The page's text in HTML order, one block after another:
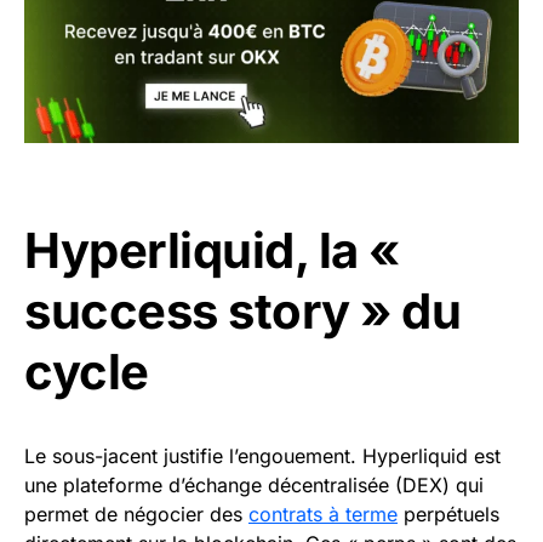
Hyperliquid, la «
success story » du
cycle
Le sous-jacent justifie l’engouement. Hyperliquid est
une plateforme d’échange décentralisée (DEX) qui
permet de négocier des contrats à terme perpétuels